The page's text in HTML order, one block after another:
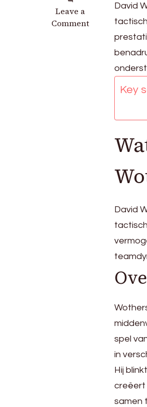
Leave a
Comment
on
David
Wotherspoon:
David
Key
David
spel
in
Hij
creëert
samen